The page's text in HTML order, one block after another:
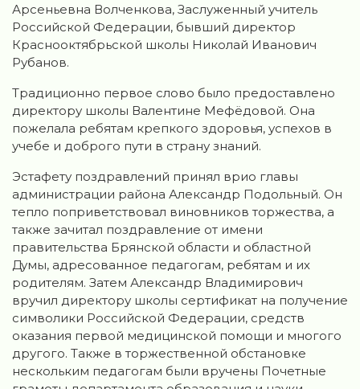
Арсеньевна Волченкова, Заслуженный учитель
Российской Федерации, бывший директор
Краснооктябрьской школы Николай Иванович
Рубанов.
Традиционно первое слово было предоставлено
директору школы Валентине Мефёдовой. Она
пожелала ребятам крепкого здоровья, успехов в
учебе и доброго пути в страну знаний.
Эстафету поздравлений принял врио главы
администрации района Александр Подольный. Он
тепло поприветствовал виновников торжества, а
также зачитал поздравление от имени
правительства Брянской области и областной
Думы, адресованное педагогам, ребятам и их
родителям. Затем Александр Владимирович
вручил директору школы сертификат на получение
символики Российской Федерации, средств
оказания первой медицинской помощи и многого
другого. Также в торжественной обстановке
нескольким педагогам были вручены Почетные